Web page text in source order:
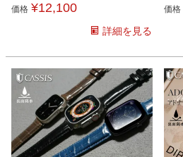
価格 ¥12,100
詳細を見る
価格